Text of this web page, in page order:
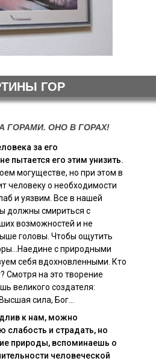
ГОР
ГОРАМИ. ОНО В ГОРАХ!
за его
пытается его этим унизить.
могуществе, но при этом в
человеку о необходимости
и уязвим. Все в нашей
должны смириться с
возможностей и не
головы. Чтобы ощутить
с природными
себя вдохновленными. Кто
Смотря на это творение
великого создателя:
сила, Бог...
к нам, можно
слабость и страдать, но
природы, вспоминаешь о
человеческой